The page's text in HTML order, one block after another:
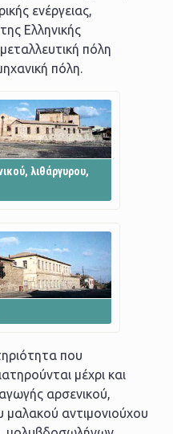
ενέργειας,
Ελληνικής
πόλη
πόλη.
λιθάργυρου,
που
μέχρι και
αρσενικού,
μαλακού αντιμονιούχου